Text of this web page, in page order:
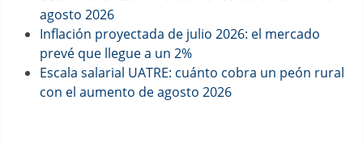
agosto 2026
Inflación proyectada de julio 2026: el mercado
prevé que llegue a un 2%
Escala salarial UATRE: cuánto cobra un peón rural
con el aumento de agosto 2026